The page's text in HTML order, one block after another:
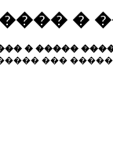
�
� �����
���